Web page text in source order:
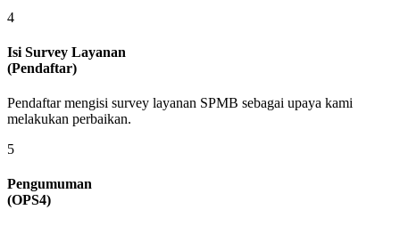
4
Isi Survey Layanan
(Pendaftar)
Pendaftar mengisi survey layanan SPMB sebagai upaya kami
melakukan perbaikan.
5
Pengumuman
(OPS4)